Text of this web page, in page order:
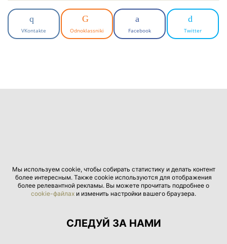
VKontakte Odnoklassniki Facebook Twitter
Мы используем cookie, чтобы собирать статистику и делать контент
более интересным. Также cookie используются для отображения
более релевантной рекламы. Вы можете прочитать подробнее о
cookie-файлах и изменить настройки вашего браузера.
СЛЕДУЙ ЗА НАМИ